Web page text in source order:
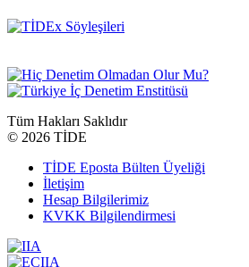
Tüm Hakları Saklıdır
© 2026 TİDE
TİDE Eposta Bülten Üyeliği
İletişim
Hesap Bilgilerimiz
KVKK Bilgilendirmesi